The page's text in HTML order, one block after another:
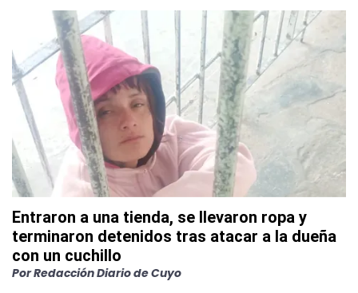
Entraron a una tienda, se llevaron ropa y
terminaron detenidos tras atacar a la dueña
con un cuchillo
PorRedacción Diario de Cuyo